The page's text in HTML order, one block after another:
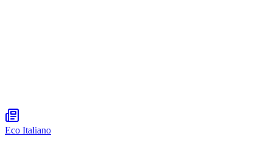
Eco Italiano